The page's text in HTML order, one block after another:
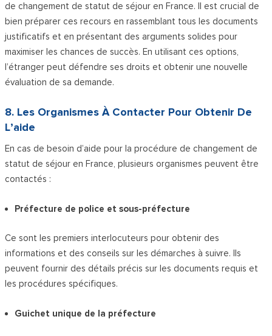
de changement de statut de séjour en France. Il est crucial de
bien préparer ces recours en rassemblant tous les documents
justificatifs et en présentant des arguments solides pour
maximiser les chances de succès. En utilisant ces options,
l’étranger peut défendre ses droits et obtenir une nouvelle
évaluation de sa demande.
8. Les Organismes À Contacter Pour Obtenir De
L’aide
En cas de besoin d’aide pour la procédure de changement de
statut de séjour en France, plusieurs organismes peuvent être
contactés :
Préfecture de police et sous-préfecture
Ce sont les premiers interlocuteurs pour obtenir des
informations et des conseils sur les démarches à suivre. Ils
peuvent fournir des détails précis sur les documents requis et
les procédures spécifiques.
Guichet unique de la préfecture